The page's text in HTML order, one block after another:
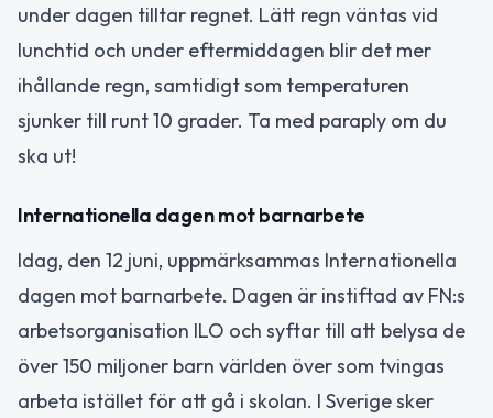
under dagen tilltar regnet. Lätt regn väntas vid
lunchtid och under eftermiddagen blir det mer
ihållande regn, samtidigt som temperaturen
sjunker till runt 10 grader. Ta med paraply om du
ska ut!
Internationella dagen mot barnarbete
Idag, den 12 juni, uppmärksammas Internationella
dagen mot barnarbete. Dagen är instiftad av FN:s
arbetsorganisation ILO och syftar till att belysa de
över 150 miljoner barn världen över som tvingas
arbeta istället för att gå i skolan. I Sverige sker